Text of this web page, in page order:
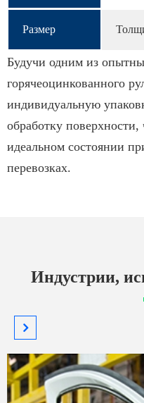
Размер
Будучи одним из
горячеоцинкованного
индивидуальную
обработку поверхности,
идеальном состоянии
перевозках.
Индустрии,